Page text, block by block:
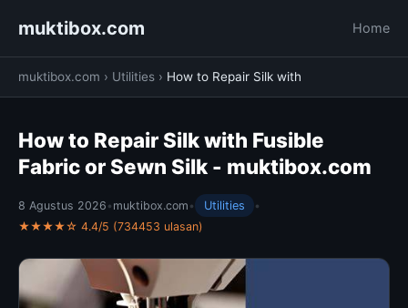
muktibox.com Home
muktibox.com › Utilities › How to Repair Silk with
How to Repair Silk with Fusible
Fabric or Sewn Silk - muktibox.com
8 Agustus 2026 • muktibox.com • Utilities
•
★★★★☆ 4.4/5 (734453 ulasan)